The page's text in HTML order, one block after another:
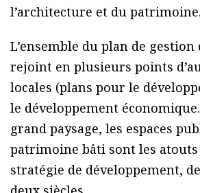
l’architecture et du patrimoine.
L’ensemble du plan de
rejoint en plusieurs points
locales (plans pour le
le développement
grand paysage, les espaces
patrimoine bâti sont les
stratégie de développement,